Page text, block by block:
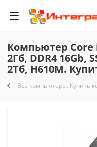
Компьютер Core
2Гб, DDR4 16Gb,
2Тб, H610M.
Все компьютеры. Купить